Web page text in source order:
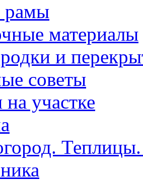
рамы
материалы
и
советы
участке